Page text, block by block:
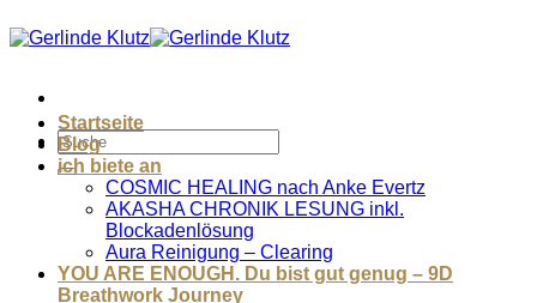
Inhalt
Startseite
Blog
ich biete an
COSMIC HEALING nach Anke Evertz
AKASHA CHRONIK LESUNG inkl.
Blockadenlösung
Aura Reinigung – Clearing
YOU ARE ENOUGH. Du bist gut genug – 9D
Breathwork Journey